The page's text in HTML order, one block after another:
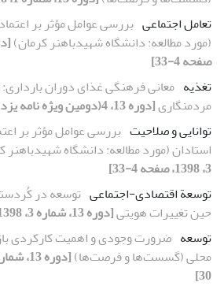
تعامل اجتماعی بررسی عوامل مؤثر بر
(مورد مطالعه: دانشگاه شهیدباهنر کرمان)
صفحه 4-33]
تغذیه معانی فرهنگی غذای دوران
مردمنگاری[دوره 13، 4(دومین ویژه نامه یزد)، 1398، صفحه 55-77]
توانایی و صلاحیت بررسی عوامل مؤثر بر
استادان (مورد مطالعه: دانشگاه شهیدباهنر
3، 1398، صفحه 4-33]
توسعة اقتصادی-اجتماعی توسعه در
حین تغییرات هویتی[دوره 13، شماره 3، 1398، صفحه 57-80]
توسعه ضرورت وجودی و اهمیت کارکردی
محلی (گسست‌ها و فرصت‌ها)
30]